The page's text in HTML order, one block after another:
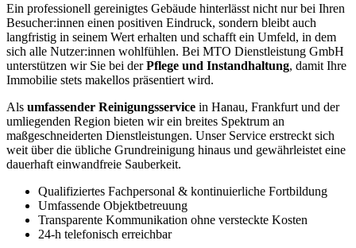
Ein professionell gereinigtes Gebäude hinterlässt nicht nur bei Ihren
Besucher:innen einen positiven Eindruck, sondern bleibt auch
langfristig in seinem Wert erhalten und schafft ein Umfeld, in dem
sich alle Nutzer:innen wohlfühlen. Bei MTO Dienstleistung GmbH
unterstützen wir Sie bei derPflege und Instandhaltung, damit Ihre
Immobilie stets makellos präsentiert wird.
Als umfassender Reinigungsservice in Hanau, Frankfurt und der
umliegenden Region bieten wir ein breites Spektrum an
maßgeschneiderten Dienstleistungen. Unser Service erstreckt sich
weit über die übliche Grundreinigung hinaus und gewährleistet eine
dauerhaft einwandfreie Sauberkeit.
Qualifiziertes Fachpersonal & kontinuierliche Fortbildung
Umfassende Objektbetreuung
Transparente Kommunikation ohne versteckte Kosten
24-h telefonisch erreichbar